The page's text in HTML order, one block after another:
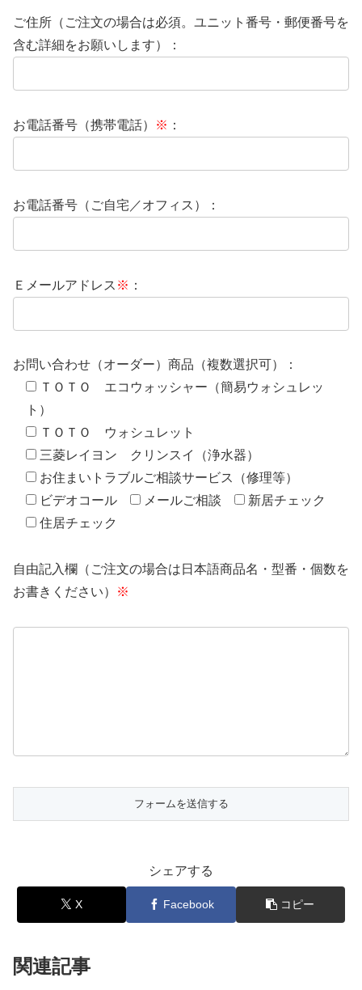
ご住所（ご注文の場合は必須。ユニット番号・郵便番号を
含む詳細をお願いします）：
お電話番号（携帯電話） ※ ：
お電話番号（ご自宅／オフィス）：
Ｅメールアドレス ※ ：
お問い合わせ（オーダー）商品（複数選択可）：
ＴＯＴＯ エコウォッシャー（簡易ウォシュレッ
ト）
ＴＯＴＯ ウォシュレット
三菱レイヨン クリンスイ（浄水器）
お住まいトラブルご相談サービス（修理等）
ビデオコール
メールご相談
新居チェック
住居チェック
自由記入欄（ご注文の場合は日本語商品名・型番・個数を
お書きください）
※
シェアする
X Facebook コピー
関連記事